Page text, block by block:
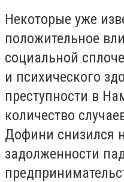
Некоторые уже
положительное
социальной
и психического
преступности в
количество
Дофини снизился
задолженности